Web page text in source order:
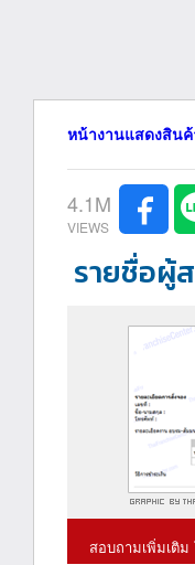
หน้างานแสดงสินค้
4.1M
รายชื่อผู้
สอบถามเพิ่มเติม